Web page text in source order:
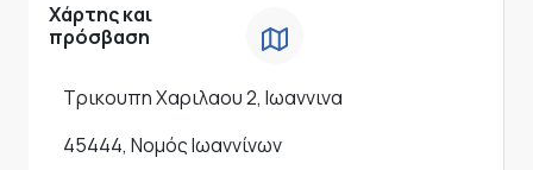
Χάρτης και
πρόσβαση
Τρικουπη Χαριλαου 2, Ιωαννινα
45444, Νομός Ιωαννίνων